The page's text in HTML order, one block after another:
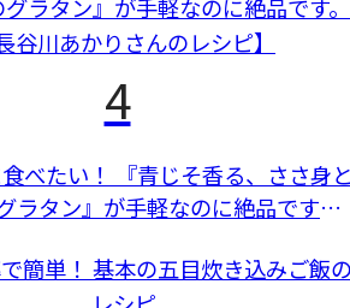
4
べたい！ 『青じそ香る、ささ身
ラタン』が手軽なのに絶品です。